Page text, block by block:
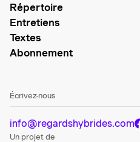
Répertoire
Entretiens
Textes
Abonnement
Écrivez-nous
info@regardshybrides.com
Un projet de